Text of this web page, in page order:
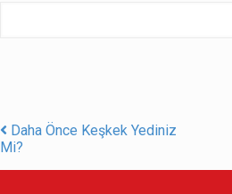
Post navigation
Daha Önce Keşkek Yediniz
Mi?